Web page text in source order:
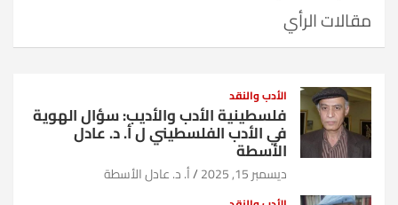
مقالات الرأي
الأدب والنقد
فلسطينية الأدب والأديب: سؤال الهوية
في الأدب الفلسطيني ل أ. د. عادل
الأسطة
ديسمبر 15, 2025 أ. د. عادل الأسطة